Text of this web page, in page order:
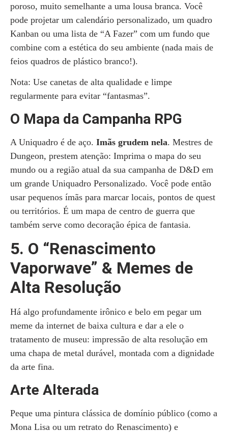
poroso, muito semelhante a uma lousa branca. Você
pode projetar um calendário personalizado, um quadro
Kanban ou uma lista de “A Fazer” com um fundo que
combine com a estética do seu ambiente (nada mais de
feios quadros de plástico branco!).
Nota: Use canetas de alta qualidade e limpe
regularmente para evitar “fantasmas”.
O Mapa da Campanha RPG
A Uniquadro é de aço. Imãs grudem nela. Mestres de
Dungeon, prestem atenção: Imprima o mapa do seu
mundo ou a região atual da sua campanha de D&D em
um grande Uniquadro Personalizado. Você pode então
usar pequenos ímãs para marcar locais, pontos de quest
ou territórios. É um mapa de centro de guerra que
também serve como decoração épica de fantasia.
5. O “Renascimento
Vaporwave” & Memes de
Alta Resolução
Há algo profundamente irônico e belo em pegar um
meme da internet de baixa cultura e dar a ele o
tratamento de museu: impressão de alta resolução em
uma chapa de metal durável, montada com a dignidade
da arte fina.
Arte Alterada
Peque uma pintura clássica de domínio público (como a
Mona Lisa ou um retrato do Renascimento) e